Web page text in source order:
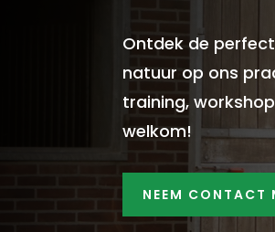
Ontdek de
natuur op ons
training,
welkom!
NEEM CONTACT